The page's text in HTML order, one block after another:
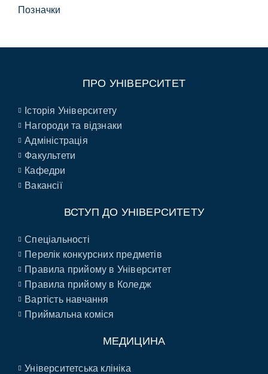
Позначки
ПРО УНІВЕРСИТЕТ
Історія Університету
Нагороди та відзнаки
Адміністрація
Факультети
Кафедри
Вакансії
ВСТУП ДО УНІВЕРСИТЕТУ
Спеціальності
Перелік конкурсних предметів
Правила прийому в Університет
Правила прийому в Коледж
Вартість навчання
Приймальна коміся
МЕДИЦИНА
Університетська клініка